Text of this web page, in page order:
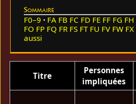
Sommaire
F0–9 FA FB FC FD FE FF FG FH
FO FP FQ FR FS FT FU FV FW FX
aussi
Titre
Personnes
impliquées